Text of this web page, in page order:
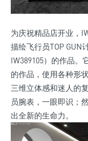
为庆祝精品店开业，
描绘飞行员TOP GUN
IW389105）的作品。
的作品，使用各种形
三维立体感和迷人的
员腕表，一眼即识；
出全新的生命力。